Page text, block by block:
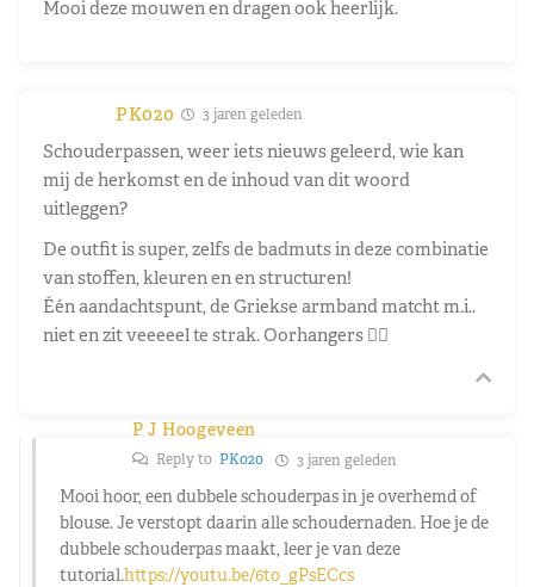
Mooi deze mouwen en dragen ook heerlijk.
PK020 3 jaren geleden
Schouderpassen, weer iets nieuws geleerd, wie kan
mij de herkomst en de inhoud van dit woord
uitleggen?
De outfit is super, zelfs de badmuts in deze combinatie
van stoffen, kleuren en en structuren!
Één aandachtspunt, de Griekse armband matcht m.i..
niet en zit veeeeel te strak. Oorhangers 👌🏼
P J Hoogeveen
Reply to PK020 3 jaren geleden
Mooi hoor, een dubbele schouderpas in je overhemd of
blouse. Je verstopt daarin alle schoudernaden. Hoe je de
dubbele schouderpas maakt, leer je van deze
tutorial.https://youtu.be/6to_gPsECcs